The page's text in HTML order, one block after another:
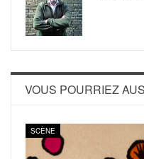
VOUS POURRIEZ
SCÈNE